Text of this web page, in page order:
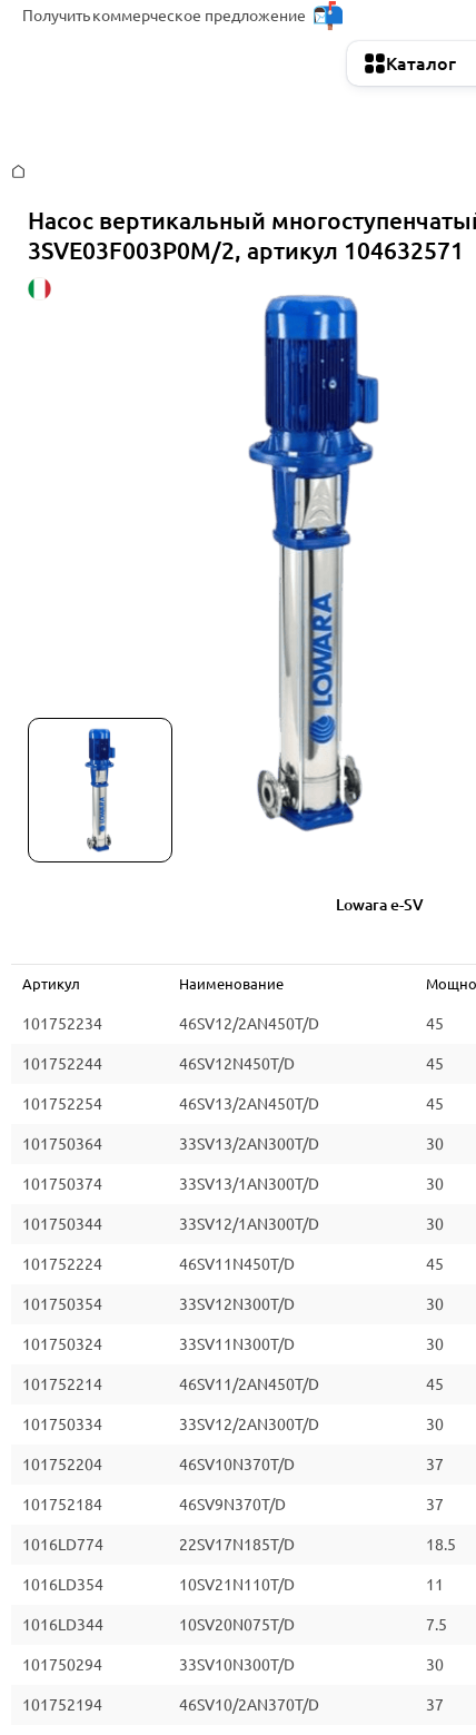
Получитькоммерческое предложение
Каталог
Насос вертикальный
3SVE03F003P0M/2, артикул 104632571
Lowara e-SV
Артикул Наименование
101752234 46SV12/2AN450T/D 45
101752244 46SV12N450T/D 45
101752254 46SV13/2AN450T/D 45
101750364 33SV13/2AN300T/D 30
101750374 33SV13/1AN300T/D 30
101750344 33SV12/1AN300T/D 30
101752224 46SV11N450T/D 45
101750354 33SV12N300T/D 30
101750324 33SV11N300T/D 30
101752214 46SV11/2AN450T/D 45
101750334 33SV12/2AN300T/D 30
101752204 46SV10N370T/D 37
101752184 46SV9N370T/D 37
1016LD774 22SV17N185T/D 18.5
1016LD354 10SV21N110T/D 11
1016LD344 10SV20N075T/D 7.5
101750294 33SV10N300T/D 30
101752194 46SV10/2AN370T/D 37